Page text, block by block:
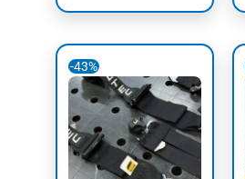
-43%
was:
€255,00.
is:
€145,20.